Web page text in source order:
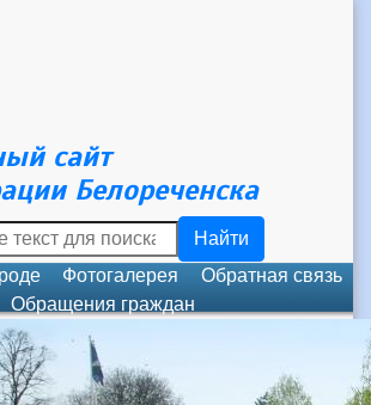
сайт
Белореченска
Найти
Фотогалерея
Обратная связь
Обращения граждан